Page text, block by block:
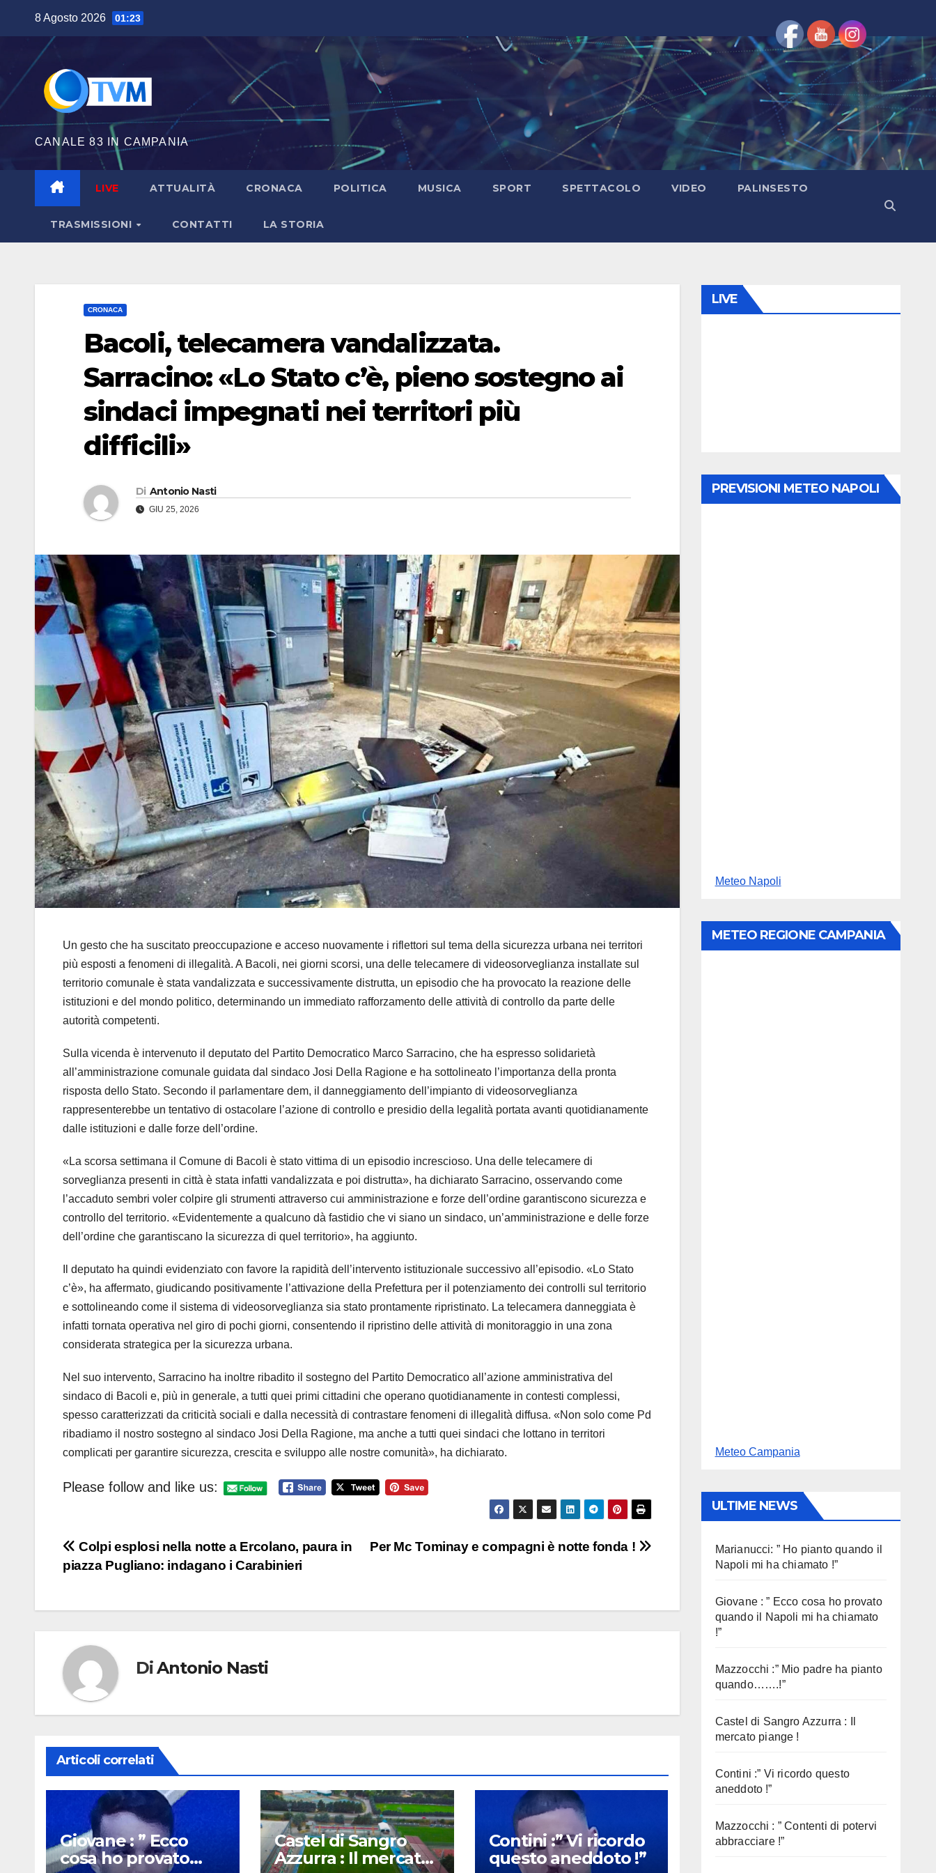
contenuto
8 Agosto 2026 01:23
CANALE 83 IN CAMPANIA
LIVE ATTUALITÀ CRONACA POLITICA MUSICA SPORT SPETTACOLO VIDEO PALINSESTO
TRASMISSIONI CONTATTI LA STORIA
CRONACA
Bacoli, telecamera vandalizzata.
Sarracino: «Lo Stato c’è, pieno sostegno ai
sindaci impegnati nei territori più
difficili»
Di Antonio Nasti
GIU 25, 2026
Un gesto che ha suscitato preoccupazione e acceso nuovamente i riflettori sul tema della sicurezza urbana nei territori
più esposti a fenomeni di illegalità. A Bacoli, nei giorni scorsi, una delle telecamere di videosorveglianza installate sul
territorio comunale è stata vandalizzata e successivamente distrutta, un episodio che ha provocato la reazione delle
istituzioni e del mondo politico, determinando un immediato rafforzamento delle attività di controllo da parte delle
autorità competenti.
Sulla vicenda è intervenuto il deputato del Partito Democratico Marco Sarracino, che ha espresso solidarietà
all’amministrazione comunale guidata dal sindaco Josi Della Ragione e ha sottolineato l’importanza della pronta
risposta dello Stato. Secondo il parlamentare dem, il danneggiamento dell’impianto di videosorveglianza
rappresenterebbe un tentativo di ostacolare l’azione di controllo e presidio della legalità portata avanti quotidianamente
dalle istituzioni e dalle forze dell’ordine.
«La scorsa settimana il Comune di Bacoli è stato vittima di un episodio increscioso. Una delle telecamere di
sorveglianza presenti in città è stata infatti vandalizzata e poi distrutta», ha dichiarato Sarracino, osservando come
l’accaduto sembri voler colpire gli strumenti attraverso cui amministrazione e forze dell’ordine garantiscono sicurezza e
controllo del territorio. «Evidentemente a qualcuno dà fastidio che vi siano un sindaco, un’amministrazione e delle forze
dell’ordine che garantiscano la sicurezza di quel territorio», ha aggiunto.
Il deputato ha quindi evidenziato con favore la rapidità dell’intervento istituzionale successivo all’episodio. «Lo Stato
c’è», ha affermato, giudicando positivamente l’attivazione della Prefettura per il potenziamento dei controlli sul territorio
e sottolineando come il sistema di videosorveglianza sia stato prontamente ripristinato. La telecamera danneggiata è
infatti tornata operativa nel giro di pochi giorni, consentendo il ripristino delle attività di monitoraggio in una zona
considerata strategica per la sicurezza urbana.
Nel suo intervento, Sarracino ha inoltre ribadito il sostegno del Partito Democratico all’azione amministrativa del
sindaco di Bacoli e, più in generale, a tutti quei primi cittadini che operano quotidianamente in contesti complessi,
spesso caratterizzati da criticità sociali e dalla necessità di contrastare fenomeni di illegalità diffusa. «Non solo come Pd
ribadiamo il nostro sostegno al sindaco Josi Della Ragione, ma anche a tutti quei sindaci che lottano in territori
complicati per garantire sicurezza, crescita e sviluppo alle nostre comunità», ha dichiarato.
Please follow and like us:
Navigazione
articoli
Per Mc Tominay e compagni è notte fonda !
Colpi esplosi nella notte a Ercolano, paura in
piazza Pugliano: indagano i Carabinieri
DiAntonio Nasti
Articoli correlati
Giovane : ” Ecco
cosa ho provato
Castel di Sangro
Azzurra : Il mercato
Contini :” Vi ricordo
questo aneddoto !”
LIVE
PREVISIONI METEO NAPOLI
Meteo Napoli
METEO REGIONE CAMPANIA
Meteo Campania
ULTIME NEWS
Marianucci: ” Ho pianto quando il
Napoli mi ha chiamato !”
Giovane : ” Ecco cosa ho provato
quando il Napoli mi ha chiamato
!”
Mazzocchi :” Mio padre ha pianto
quando…….!”
Castel di Sangro Azzurra : Il
mercato piange !
Contini :” Vi ricordo questo
aneddoto !”
Mazzocchi : ” Contenti di potervi
abbracciare !”